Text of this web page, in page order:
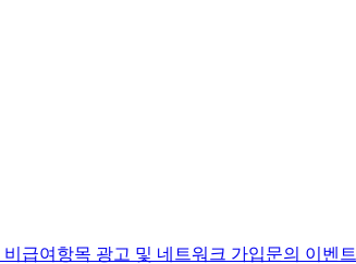
비급여항목 광고 및 네트워크 가입문의 이벤트